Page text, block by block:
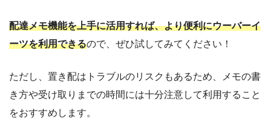
配達メモ機能を上手に活用すれば、より便利にウーバーイ
ーツを利用できるので、ぜひ試してみてください！
ただし、置き配はトラブルのリスクもあるため、メモの書
き方や受け取りまでの時間には十分注意して利用すること
をおすすめします。